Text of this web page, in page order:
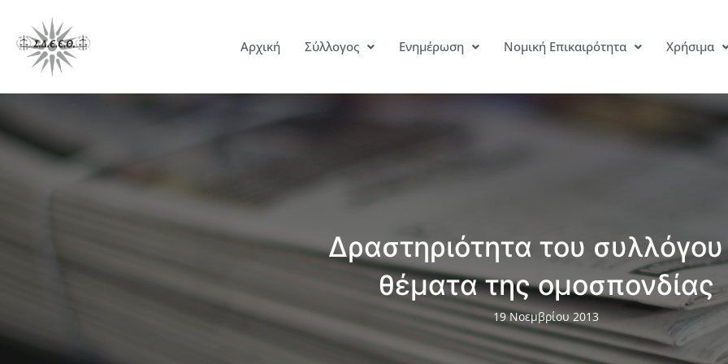
Αρχική Σύλλογος Ενημέρωση Νομική Επικαιρότητα Χρήσιμα
Δραστηριότητα του
θέματα της ομοσπονδίας
19 Νοεμβρίου 2013